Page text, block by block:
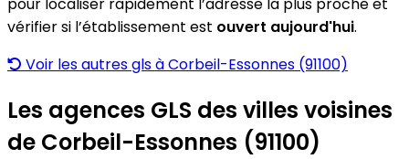
pour localiser rapidement l’adresse la plus proche et
vérifier si l’établissement est ouvert aujourd'hui.
Voir les autres gls à Corbeil-Essonnes (91100)
Les agences GLS des villes voisines
de Corbeil-Essonnes (91100)